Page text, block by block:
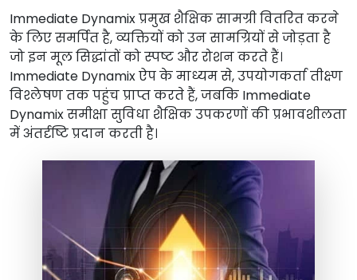
Immediate Dynamix प्रमुख शैक्षिक सामग्री वितरित करने
के लिए समर्पित है, व्यक्तियों को उन सामग्रियों से जोड़ता है
जो इन मूल सिद्धांतों को स्पष्ट और रोशन करते हैं।
Immediate Dynamix ऐप के माध्यम से, उपयोगकर्ता तीक्ष्ण
विश्लेषण तक पहुंच प्राप्त करते हैं, जबकि Immediate
Dynamix समीक्षा सुविधा शैक्षिक उपकरणों की प्रभावशीलता
में अंतर्दृष्टि प्रदान करती है।